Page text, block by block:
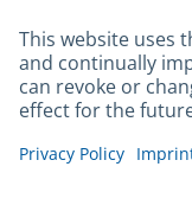
Gebärdensprache
Datenschutz
Kontakt